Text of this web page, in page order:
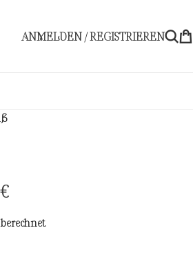
ANMELDEN / REGISTRIEREN
€